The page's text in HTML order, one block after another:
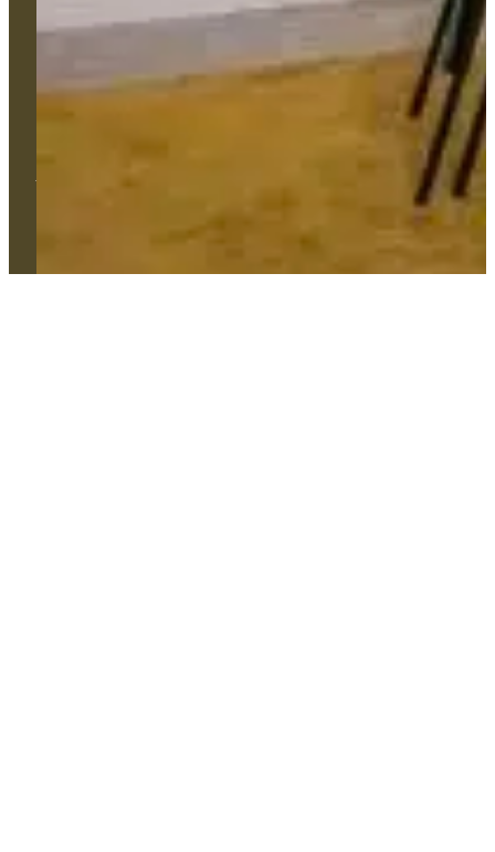
106, avenue Pasteur 49100 Angers
contact@comtess.fr
Tous droits réservés. © 2024 Comtess | Création Agence Web
Enjin à Cholet | Mentions légales | Confidentialité | Cookies